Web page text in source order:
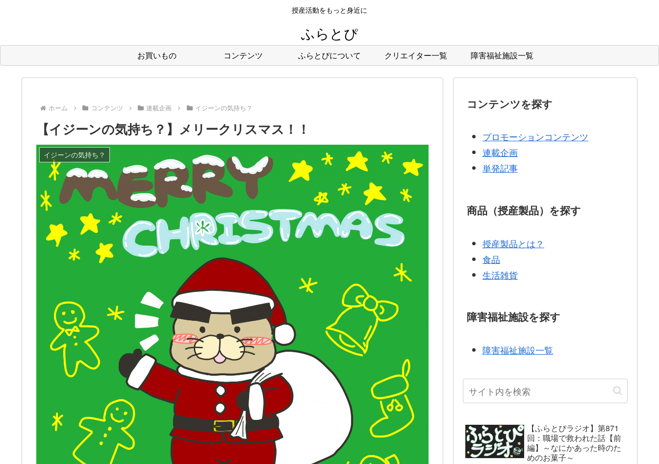
授産活動をもっと身近に
ふらとぴ
お買いもの コンテンツ ふらとぴについて クリエイター一覧 障害福祉施設一覧
ホーム コンテンツ 連載企画 イジーンの気持ち？
【イジーンの気持ち？】メリークリスマス！！
イジーンの気持ち？
コンテンツを探す
プロモーションコンテンツ
連載企画
単発記事
商品（授産製品）を探す
授産製品とは？
食品
生活雑貨
障害福祉施設を探す
障害福祉施設一覧
【ふらとぴラジオ】第871
回：職場で救われた話【前
編】～なにかあった時のた
めのお菓子～